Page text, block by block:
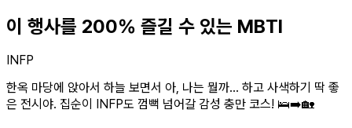
이 행사를 200% 즐길 수 있는 MBTI
INFP
한옥 마당에 앉아서 하늘 보면서 아, 나는 뭘까... 하고 사색하기 딱 좋
은 전시야. 집순이 INFP도 껌뻑 넘어갈 감성 충만 코스! 🛌➡️🏡